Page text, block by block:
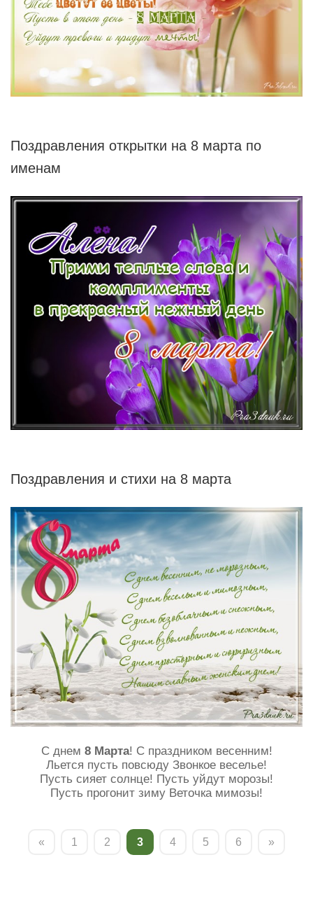
Поздравления открытки на 8 марта по
именам
Поздравления и стихи на 8 марта
С днем 8 Марта! С праздником весенним!
Льется пусть повсюду Звонкое веселье!
Пусть сияет солнце! Пусть уйдут морозы!
Пусть прогонит зиму Веточка мимозы!
« 1 2 3 4 5 6 »